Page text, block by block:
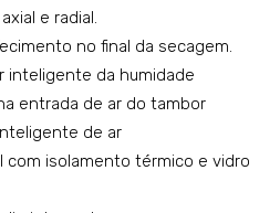
e radial.
no final da secagem.
inteligente da humidade
entrada de ar do tambor
de ar
com isolamento térmico e vidro